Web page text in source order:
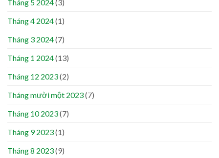
Tháng 5 2024(3)
Tháng 4 2024(1)
Tháng 3 2024(7)
Tháng 1 2024(13)
Tháng 12 2023(2)
Tháng mười một 2023(7)
Tháng 10 2023(7)
Tháng 9 2023(1)
Tháng 8 2023(9)